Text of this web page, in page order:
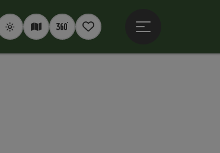
WetterInteraktive Karte
360° Panoramen
Merkzettel